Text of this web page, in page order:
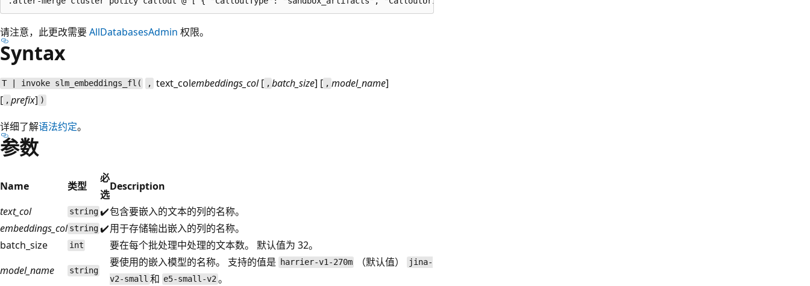
请注意，此更改需要AllDatabasesAdmin 权限。
Syntax
T | invoke slm_embeddings_fl( , text_colembeddings_col[ , batch_size] [ , model_name]
[ , prefix] )
详细了解语法约定。
参数
Name 类型
必
选
Description
text_col
string ✔️包含要嵌入的文本的列的名称。
embeddings_col string ✔️用于存储输出嵌入的列的名称。
batch_size
int
要在每个批处理中处理的文本数。 默认值为 32。
model_name
string
要使用的嵌入模型的名称。 支持的值是 harrier-v1-270m （默认值）
jina-
v2-small 和 e5-small-v2。